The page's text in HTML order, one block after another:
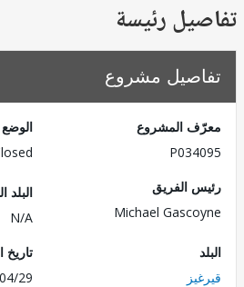
رئيسة
مشروع
المشروع
الفريق
Michael
البلد المقترض
تاريخ الإفصاح
1996/04/29